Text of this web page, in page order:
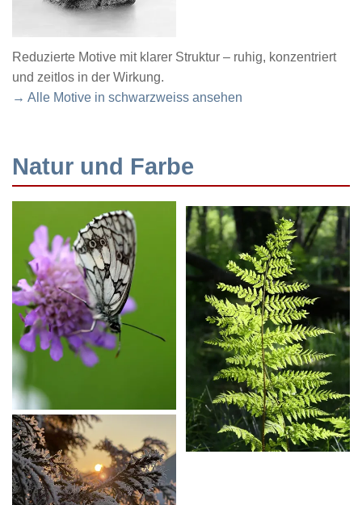
Reduzierte Motive mit klarer Struktur – ruhig, konzentriert
und zeitlos in der Wirkung.
→ Alle Motive in schwarzweiss ansehen
Natur und Farbe